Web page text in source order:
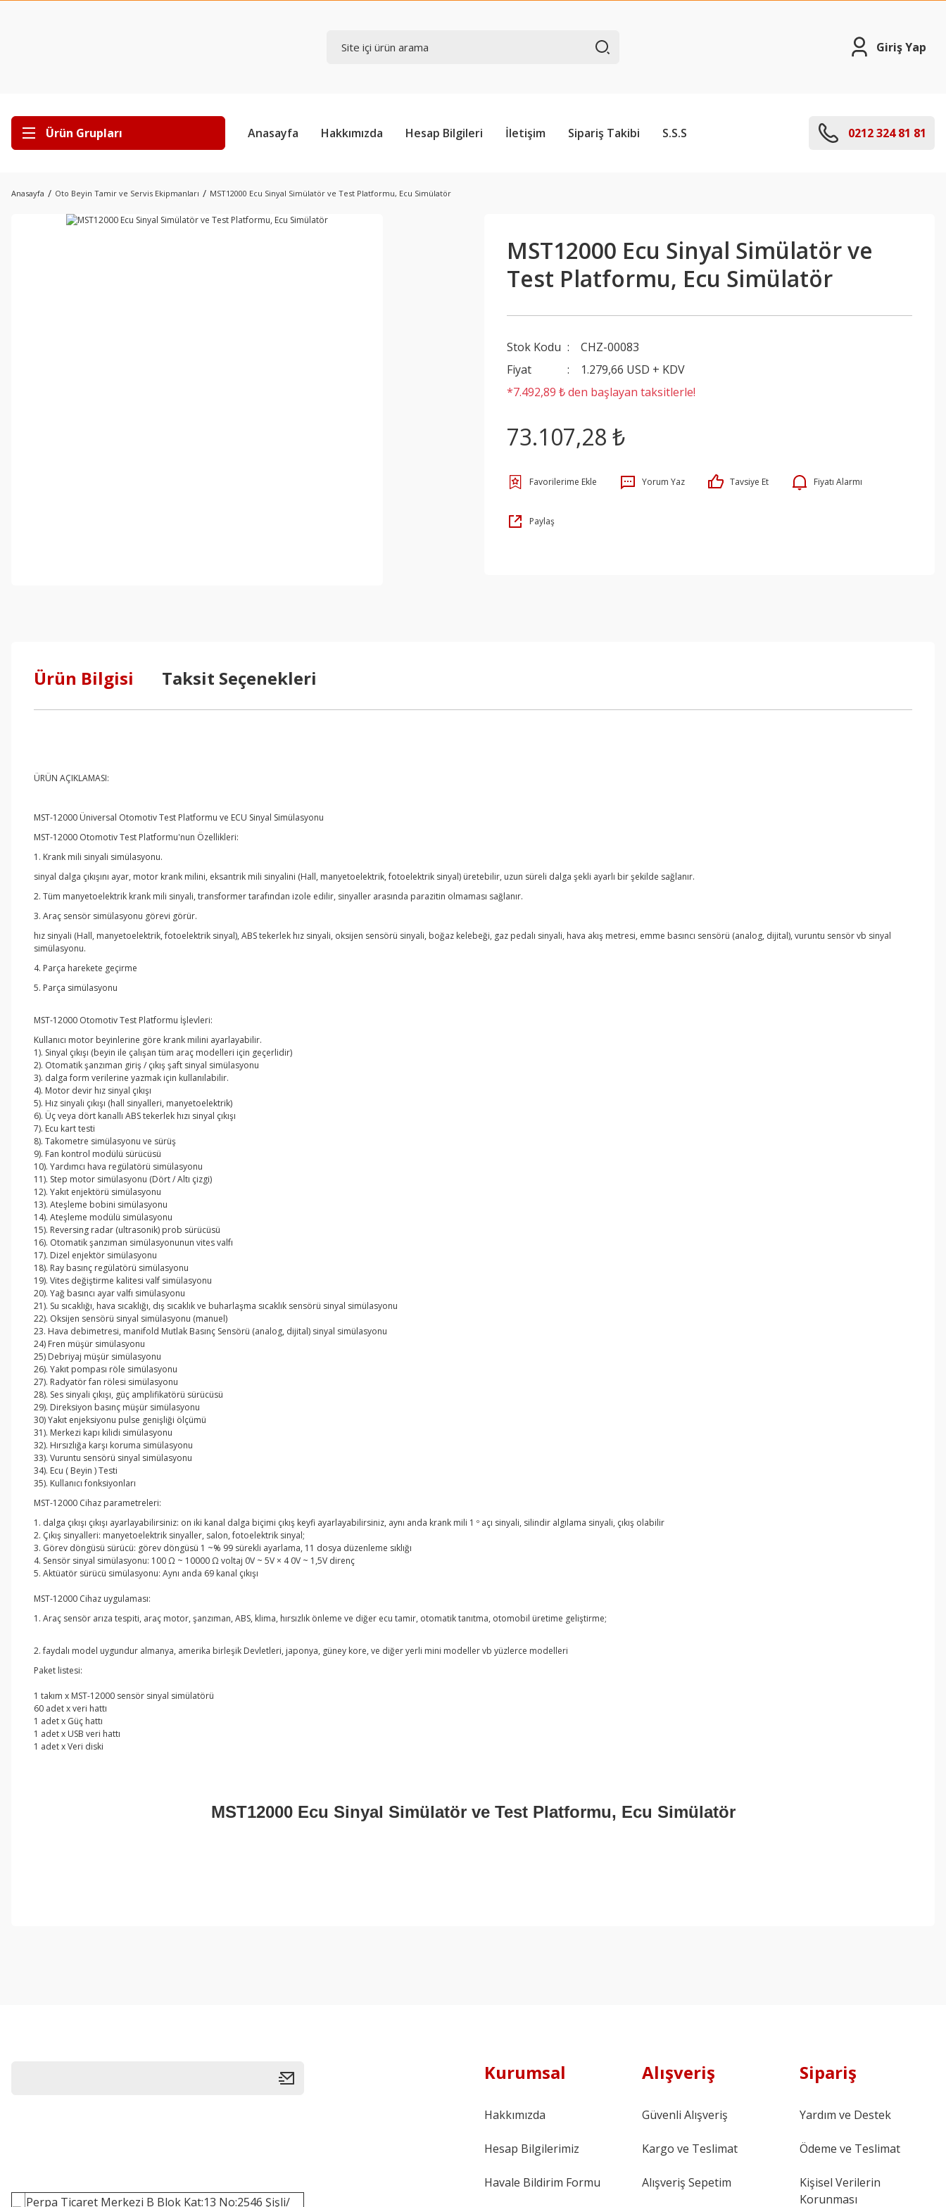
Giriş Yap
Ürün Grupları Anasayfa Hakkımızda Hesap Bilgileri İletişim Sipariş Takibi S.S.S 0212 324 81 81
Anasayfa Oto Beyin Tamir ve Servis Ekipmanları MST12000 Ecu Sinyal Simülatör ve Test Platformu, Ecu Simülatör
MST12000 Ecu Sinyal Simülatör ve
Test Platformu, Ecu Simülatör
Stok Kodu
CHZ-00083
Fiyat
1.279,66 USD + KDV
*7.492,89 ₺ den başlayan taksitlerle!
73.107,28 ₺
Yorum Yaz Tavsiye Et Fiyatı Alarmı
Paylaş
Ürün Bilgisi Taksit Seçenekleri
ÜRÜN AÇIKLAMASI:
MST-12000 Üniversal Otomotiv Test Platformu ve ECU Sinyal Simülasyonu
MST-12000 Otomotiv Test Platformu'nun Özellikleri:
1. Krank mili sinyali simülasyonu.
sinyal dalga çıkışını ayar, motor krank milini, eksantrik mili sinyalini (Hall, manyetoelektrik, fotoelektrik sinyal) üretebilir, uzun süreli dalga şekli ayarlı bir şekilde sağlanır.
2. Tüm manyetoelektrik krank mili sinyali, transformer tarafından izole edilir, sinyaller arasında parazitin olmaması sağlanır.
3. Araç sensör simülasyonu görevi görür.
hız sinyali (Hall, manyetoelektrik, fotoelektrik sinyal), ABS tekerlek hız sinyali, oksijen sensörü sinyali, boğaz kelebeği, gaz pedalı sinyali, hava akış metresi, emme basıncı sensörü (analog, dijital), vuruntu sensör vb sinyal
simülasyonu.
4. Parça harekete geçirme
5. Parça simülasyonu
MST-12000 Otomotiv Test Platformu İşlevleri:
Kullanıcı motor beyinlerine göre krank milini ayarlayabilir.
1). Sinyal çıkışı (beyin ile çalışan tüm araç modelleri için geçerlidir)
2). Otomatik şanzıman giriş / çıkış şaft sinyal simülasyonu
3). dalga form verilerine yazmak için kullanılabilir.
4). Motor devir hız sinyal çıkışı
5). Hız sinyali çıkışı (hall sinyalleri, manyetoelektrik)
6). Üç veya dört kanallı ABS tekerlek hızı sinyal çıkışı
7). Ecu kart testi
8). Takometre simülasyonu ve sürüş
9). Fan kontrol modülü sürücüsü
10). Yardımcı hava regülatörü simülasyonu
11). Step motor simülasyonu (Dört / Altı çizgi)
12). Yakıt enjektörü simülasyonu
13). Ateşleme bobini simülasyonu
14). Ateşleme modülü simülasyonu
15). Reversing radar (ultrasonik) prob sürücüsü
16). Otomatik şanzıman simülasyonunun vites valfı
17). Dizel enjektör simülasyonu
18). Ray basınç regülatörü simülasyonu
19). Vites değiştirme kalitesi valf simülasyonu
20). Yağ basıncı ayar valfı simülasyonu
21). Su sıcaklığı, hava sıcaklığı, dış sıcaklık ve buharlaşma sıcaklık sensörü sinyal simülasyonu
22). Oksijen sensörü sinyal simülasyonu (manuel)
23. Hava debimetresi, manifold Mutlak Basınç Sensörü (analog, dijital) sinyal simülasyonu
24) Fren müşür simülasyonu
25) Debriyaj müşür simülasyonu
26). Yakıt pompası röle simülasyonu
27). Radyatör fan rölesi simülasyonu
28). Ses sinyali çıkışı, güç amplifikatörü sürücüsü
29). Direksiyon basınç müşür simülasyonu
30) Yakıt enjeksiyonu pulse genişliği ölçümü
31). Merkezi kapı kilidi simülasyonu
32). Hırsızlığa karşı koruma simülasyonu
33). Vuruntu sensörü sinyal simülasyonu
34). Ecu ( Beyin ) Testi
35). Kullanıcı fonksiyonları
MST-12000 Cihaz parametreleri:
1. dalga çıkışı çıkışı ayarlayabilirsiniz: on iki kanal dalga biçimi çıkış keyfi ayarlayabilirsiniz, aynı anda krank mili 1 º açı sinyali, silindir algılama sinyali, çıkış olabilir
2. Çıkış sinyalleri: manyetoelektrik sinyaller, salon, fotoelektrik sinyal;
3. Görev döngüsü sürücü: görev döngüsü 1 ~% 99 sürekli ayarlama, 11 dosya düzenleme sıklığı
4. Sensör sinyal simülasyonu: 100 Ω ~ 10000 Ω voltaj 0V ~ 5V × 4 0V ~ 1,5V direnç
5. Aktüatör sürücü simülasyonu: Aynı anda 69 kanal çıkışı
MST-12000 Cihaz uygulaması:
1. Araç sensör arıza tespiti, araç motor, şanzıman, ABS, klima, hırsızlık önleme ve diğer ecu tamir, otomatik tanıtma, otomobil üretime geliştirme;
2. faydalı model uygundur almanya, amerika birleşik Devletleri, japonya, güney kore, ve diğer yerli mini modeller vb yüzlerce modelleri
Paket listesi:
1 takım x MST-12000 sensör sinyal simülatörü
60 adet x veri hattı
1 adet x Güç hattı
1 adet x USB veri hattı
1 adet x Veri diski
MST12000 Ecu Sinyal Simülatör ve Test Platformu, Ecu Simülatör
Perpa Ticaret Merkezi B Blok Kat:13 No:2546 Şişli/
Kurumsal
Hakkımızda
Hesap Bilgilerimiz
Havale Bildirim Formu
Alışveriş
Güvenli Alışveriş
Kargo ve Teslimat
Alışveriş Sepetim
Sipariş
Yardım ve Destek
Ödeme ve Teslimat
Kişisel Verilerin
Korunması